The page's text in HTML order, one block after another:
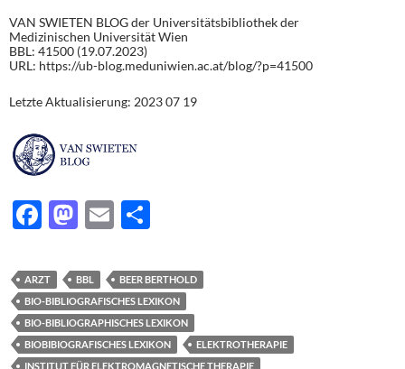
VAN SWIETEN BLOG der Universitätsbibliothek der
Medizinischen Universität Wien
BBL: 41500 (19.07.2023)
URL: https://ub-blog.meduniwien.ac.at/blog/?p=41500
Letzte Aktualisierung: 2023 07 19
F
e
b
o
o
M
to
d
o
n
E
ail le
n
ARZT BBL
BEER BERTHOLD
BIO-BIBLIOGRAFISCHES LEXIKON
BIO-BIBLIOGRAPHISCHES LEXIKON
BIOBIBIOGRAFISCHES LEXIKON
ELEKTROTHERAPIE
INSTITUT FÜR ELEKTROMAGNETISCHE THERAPIE